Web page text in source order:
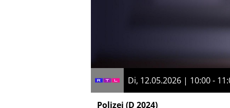
Di, 12.05.2026 | 10:00 -
Polizei (D 2024)